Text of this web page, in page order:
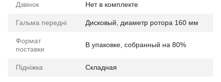
Дзвінок Нет в комплекте
Гальма передні Дисковый, диаметр ротора 160 мм
Формат
поставки
В упаковке, собранный на 80%
Підніжка Складная